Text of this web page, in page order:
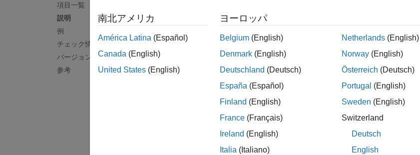
項目一覧
説明
例
チェック情報
バージョン履歴
参考
関数識別子を、その前に&を付けずに、あるいはその後に小
すると、混乱が生じます。このような場合、目的が関数の
ありません。
Polyspace実装
以下のいずれも指定せずに関数識別子を使用した場合、ルー
先行する&
後に続く小かっこで囲まれたパラメーター リスト
南北アメリカ
América Latina (Español)
Canada (English)
United States (English)
ヨーロッパ
Belgium (English)
Denmark (English)
Deutschland (Deutsch)
España (Español)
Finland (English)
France (Français)
Ireland (English)
Italia (Italiano)
Netherlands (English)
Norway (English)
Österreich (Deutsch)
Portugal (English)
Sweden (English)
Switzerland
Deutsch
English